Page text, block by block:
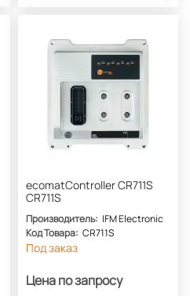
ecomatController CR711S
CR711S
Производитель: IFM Electronic
Код Товара: CR711S
Под заказ
Цена по запросу